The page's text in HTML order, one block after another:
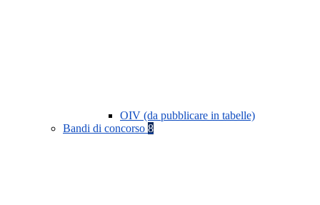
OIV (da pubblicare in tabelle)
Bandi di concorso 8